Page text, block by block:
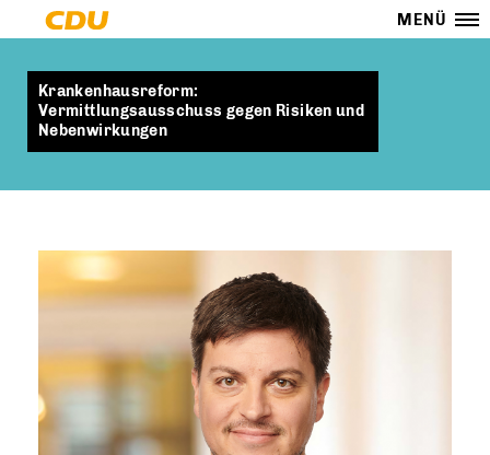
MENÜ
Krankenhausreform:
Vermittlungsausschuss gegen Risiken und
Nebenwirkungen